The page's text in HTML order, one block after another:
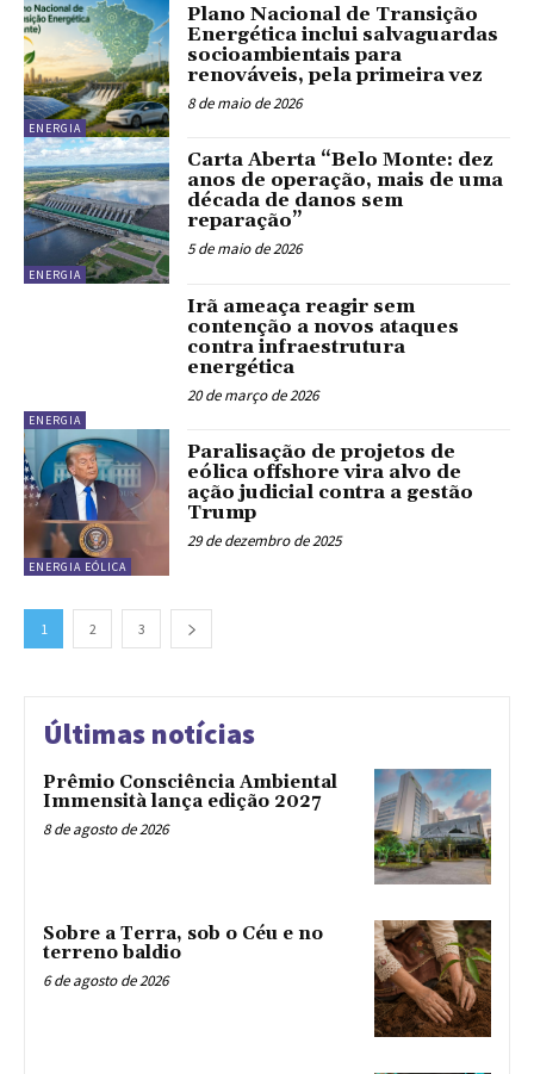
ENERGIA
Plano Nacional de Transição
Energética inclui salvaguardas
socioambientais para
renováveis, pela primeira vez
8 de maio de 2026
ENERGIA
Carta Aberta “Belo Monte: dez
anos de operação, mais de uma
década de danos sem
reparação”
5 de maio de 2026
ENERGIA
Irã ameaça reagir sem
contenção a novos ataques
contra infraestrutura
energética
20 de março de 2026
ENERGIA EÓLICA
Paralisação de projetos de
eólica offshore vira alvo de
ação judicial contra a gestão
Trump
29 de dezembro de 2025
1 2 3
Últimas notícias
Prêmio Consciência Ambiental
Immensità lança edição 2027
8 de agosto de 2026
Sobre a Terra, sob o Céu e no
terreno baldio
6 de agosto de 2026